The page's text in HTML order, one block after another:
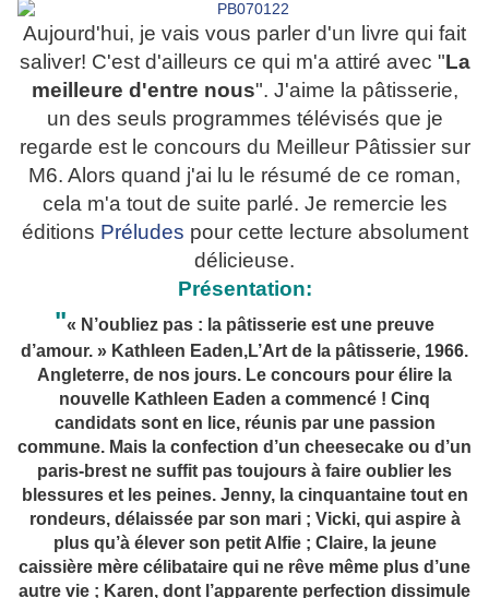
Aujourd'hui, je vais vous parler d'un livre qui fait
saliver! C'est d'ailleurs ce qui m'a attiré avec "La
meilleure d'entre nous". J'aime la pâtisserie,
un des seuls programmes télévisés que je
regarde est le concours du Meilleur Pâtissier sur
M6. Alors quand j'ai lu le résumé de ce roman,
cela m'a tout de suite parlé. Je remercie les
éditions Préludes pour cette lecture absolument
délicieuse.
Présentation:
"« N’oubliez pas : la pâtisserie est une preuve
d’amour. » Kathleen Eaden,L’Art de la pâtisserie, 1966.
Angleterre, de nos jours. Le concours pour élire la
nouvelle Kathleen Eaden a commencé ! Cinq
candidats sont en lice, réunis par une passion
commune. Mais la confection d’un cheesecake ou d’un
paris-brest ne suffit pas toujours à faire oublier les
blessures et les peines. Jenny, la cinquantaine tout en
rondeurs, délaissée par son mari ; Vicki, qui aspire à
plus qu’à élever son petit Alfie ; Claire, la jeune
caissière mère célibataire qui ne rêve même plus d’une
autre vie ; Karen, dont l’apparente perfection dissimule